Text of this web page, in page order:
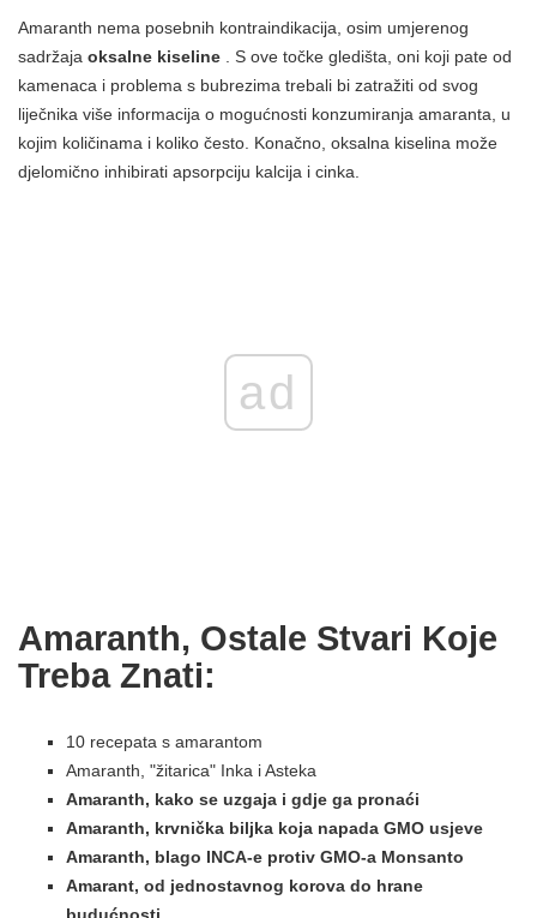
Amaranth nema posebnih kontraindikacija, osim umjerenog
sadržaja oksalne kiseline . S ove točke gledišta, oni koji pate od
kamenaca i problema s bubrezima trebali bi zatražiti od svog
liječnika više informacija o mogućnosti konzumiranja amaranta, u
kojim količinama i koliko često. Konačno, oksalna kiselina može
djelomično inhibirati apsorpciju kalcija i cinka.
ad
Amaranth, Ostale Stvari Koje
Treba Znati:
10 recepata s amarantom
Amaranth, "žitarica" ​​Inka i Asteka
Amaranth, kako se uzgaja i gdje ga pronaći
Amaranth, krvnička biljka koja napada GMO usjeve
Amaranth, blago INCA-e protiv GMO-a Monsanto
Amarant, od jednostavnog korova do hrane